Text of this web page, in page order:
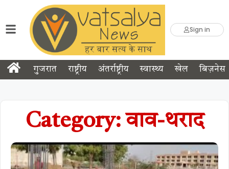
Sign in
गुजरात राष्ट्रीय अंतर्राष्ट्रीय स्वास्थ्य खेल बिज़नेस
Category: वाव-थराद